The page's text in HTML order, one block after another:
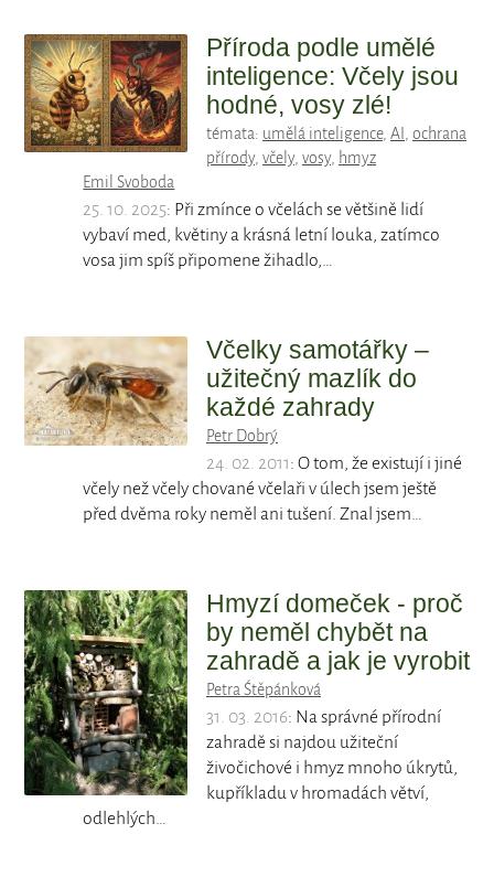
Příroda podle umělé
inteligence: Včely jsou
hodné, vosy zlé!
témata: umělá inteligence, AI , ochrana
přírody, včely, vosy, hmyz
Emil Svoboda
25. 10. 2025: Při zmínce o včelách se většině lidí
vybaví med, květiny a krásná letní louka, zatímco
vosa jim spíš připomene žihadlo,…
Včelky samotářky –
užitečný mazlík do
každé zahrady
Petr Dobrý
24. 02. 2011: O tom, že existují i jiné
včely než včely chované včelaři v úlech jsem ještě
před dvěma roky neměl ani tušení. Znal jsem…
Hmyzí domeček - proč
by neměl chybět na
zahradě a jak je vyrobit
Petra Śtěpánková
31. 03. 2016: Na správné přírodní
zahradě si najdou užiteční
živočichové i hmyz mnoho úkrytů,
kupříkladu v hromadách větví,
odlehlých…